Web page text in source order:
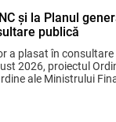
și la Planul
publică
a plasat în consultare
2026, proiectul
ale Ministrului